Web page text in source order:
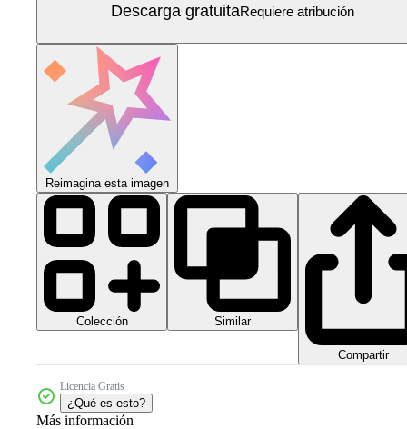
Descarga gratuitaRequiere atribución
Reimagina esta imagen
Colección Similar
Compartir
Licencia Gratis
¿Qué es esto?
Más información